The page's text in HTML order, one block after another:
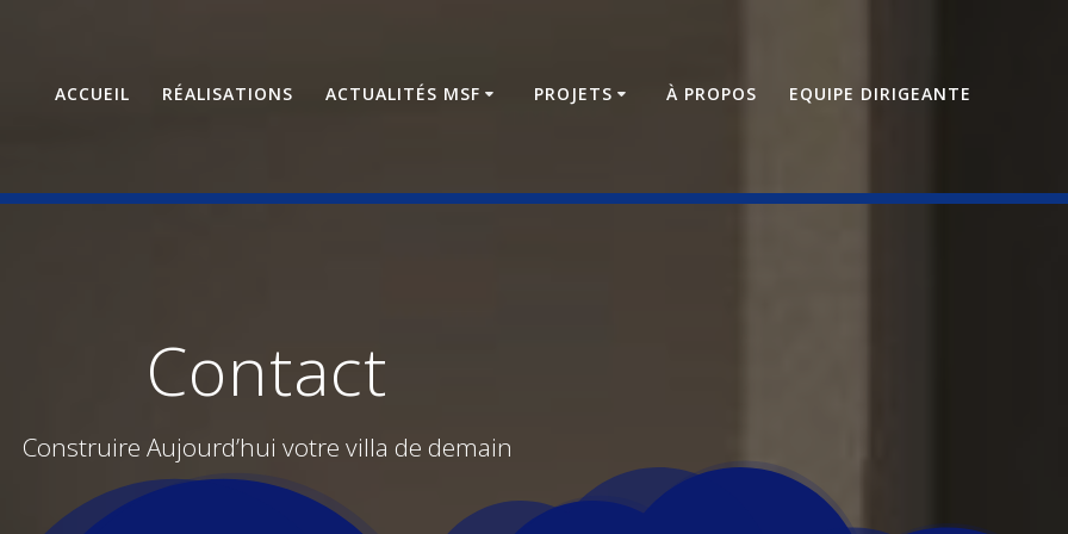
ACCUEIL RÉALISATIONS ACTUALITÉS MSF PROJETS À PROPOS EQUIPE DIRIGEANTE
Contact
Construire Aujourd’hui votre villa de demain